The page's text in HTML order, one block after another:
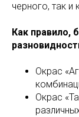
черного, так
Как правило,
Окрас
Окрас